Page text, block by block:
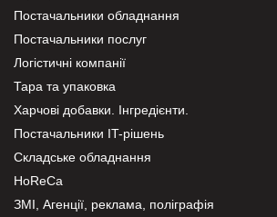
Постачальники обладнання
Постачальники послуг
Логістичні компанії
Тара та упаковка
Харчові добавки. Інгредієнти.
Постачальники IT-рішень
Складське обладнання
HoReCa
ЗМІ, Агенції, реклама, поліграфія